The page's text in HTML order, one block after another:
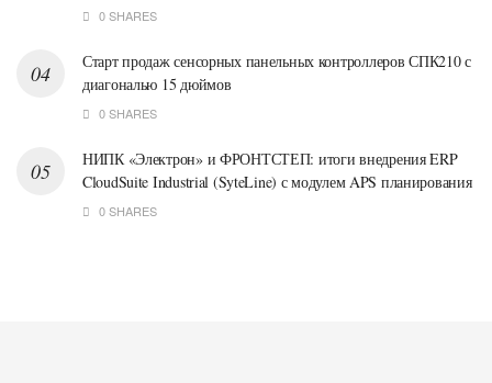
0 SHARES
Старт продаж сенсорных панельных контроллеров СПК210 с
диагональю 15 дюймов
0 SHARES
НИПК «Электрон» и ФРОНТСТЕП: итоги внедрения ERP
CloudSuite Industrial (SyteLine) с модулем APS планирования
0 SHARES